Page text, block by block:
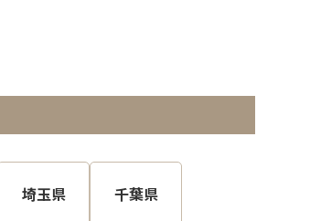
埼玉県 千葉県